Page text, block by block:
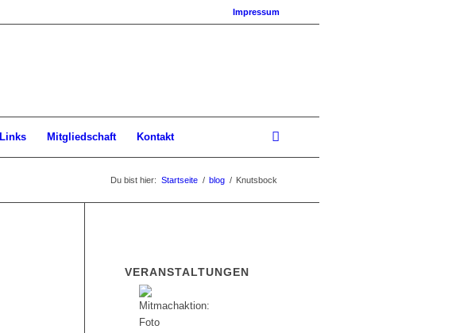
Impressum
Links Mitgliedschaft Kontakt
Du bist hier: Startseite / blog / Knutsbock
VERANSTALTUNGEN